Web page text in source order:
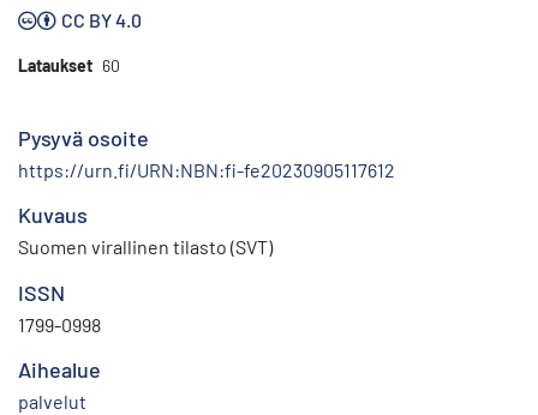
CC BY 4.0
Lataukset 60
Pysyvä osoite
https://urn.fi/URN:NBN:fi-fe20230905117612
Kuvaus
Suomen virallinen tilasto (SVT)
ISSN
1799-0998
Aihealue
palvelut